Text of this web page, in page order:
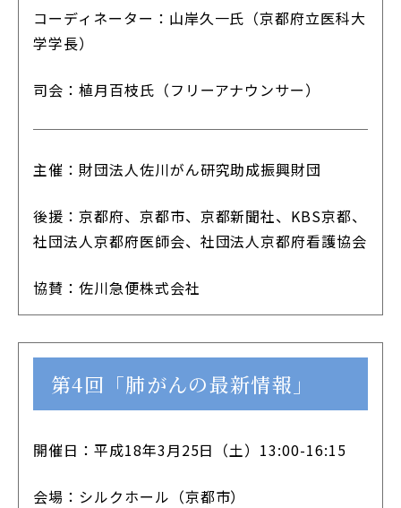
コーディネーター：山岸久一氏（京都府立医科大
学学長）
司会：植月百枝氏（フリーアナウンサー）
主催：財団法人佐川がん研究助成振興財団
後援：京都府、京都市、京都新聞社、KBS京都、
社団法人京都府医師会、社団法人京都府看護協会
協賛：佐川急便株式会社
第4回「肺がんの最新情報」
開催日：平成18年3月25日（土）13:00-16:15
会場：シルクホール（京都市）